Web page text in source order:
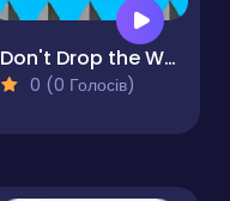
Don't Drop the White Ball 2
0 (0 Голосів)